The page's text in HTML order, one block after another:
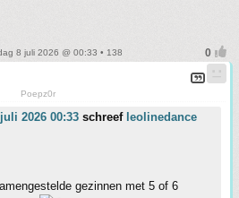
8 juli 2026 @ 00:33 • 138
Poepz0r
2026 00:33 schreef leolinedance
gezinnen met 5 of 6